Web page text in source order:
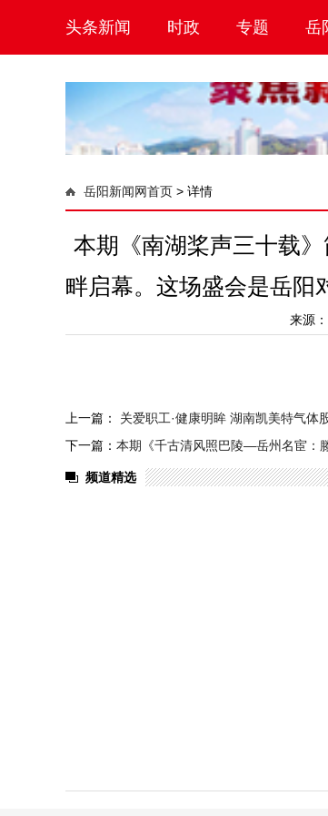
头条新闻 时政 专题 岳
岳阳新闻网首页 > 详情
本期《南湖桨声三十载
畔启幕。这场盛会是岳阳
来源：
上一篇： 关爱职工·健康明眸 湖南凯美特气体
下一篇： 本期《千古清风照巴陵—岳州名宦：
频道精选